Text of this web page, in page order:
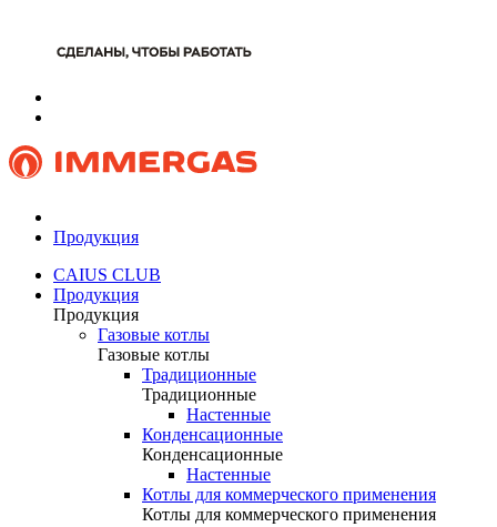
Продукция
CAIUS CLUB
Продукция
Продукция
Газовые котлы
Газовые котлы
Традиционные
Традиционные
Настенные
Конденсационные
Конденсационные
Настенные
Котлы для коммерческого применения
Котлы для коммерческого применения